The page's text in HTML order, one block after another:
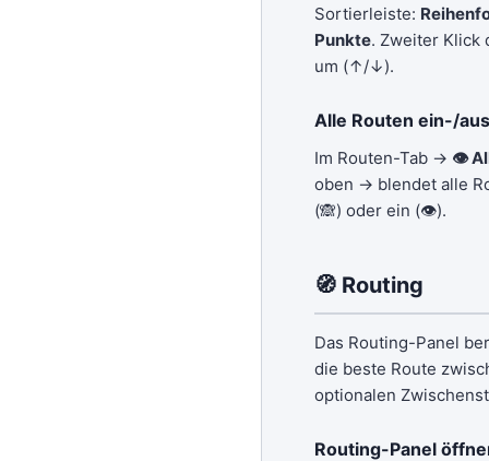
Sortierleiste:
Punkte. Zweiter Klick
um (↑/↓).
Alle Routen ein-/
Im Routen-Tab → 👁
oben → blendet alle
(🙈) oder ein (👁).
🧭 Routing
Das Routing-Panel
die beste Route
optionalen
Routing-Panel